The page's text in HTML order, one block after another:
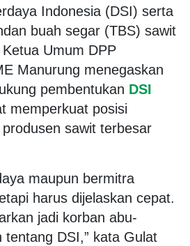
Indonesia (DSI) serta
buah segar (TBS) sawit
Umum DPP
Manurung menegaskan
pembentukan DSI
memperkuat posisi
sawit terbesar
maupun bermitra
harus dijelaskan cepat.
jadi korban abu-
tentang DSI,” kata Gulat